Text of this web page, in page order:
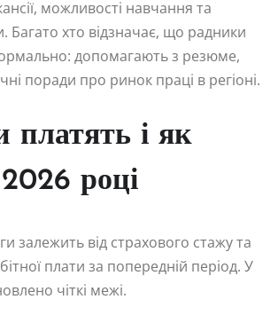
можливості навчання та
Багато хто відзначає, що радники
допомагають з резюме,
поради про ринок праці в регіоні.
платять і як
році
залежить від страхового стажу та
плати за попередній період. У
чіткі межі.